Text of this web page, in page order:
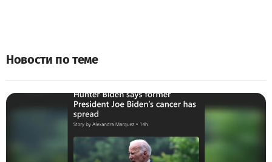
Новости по теме